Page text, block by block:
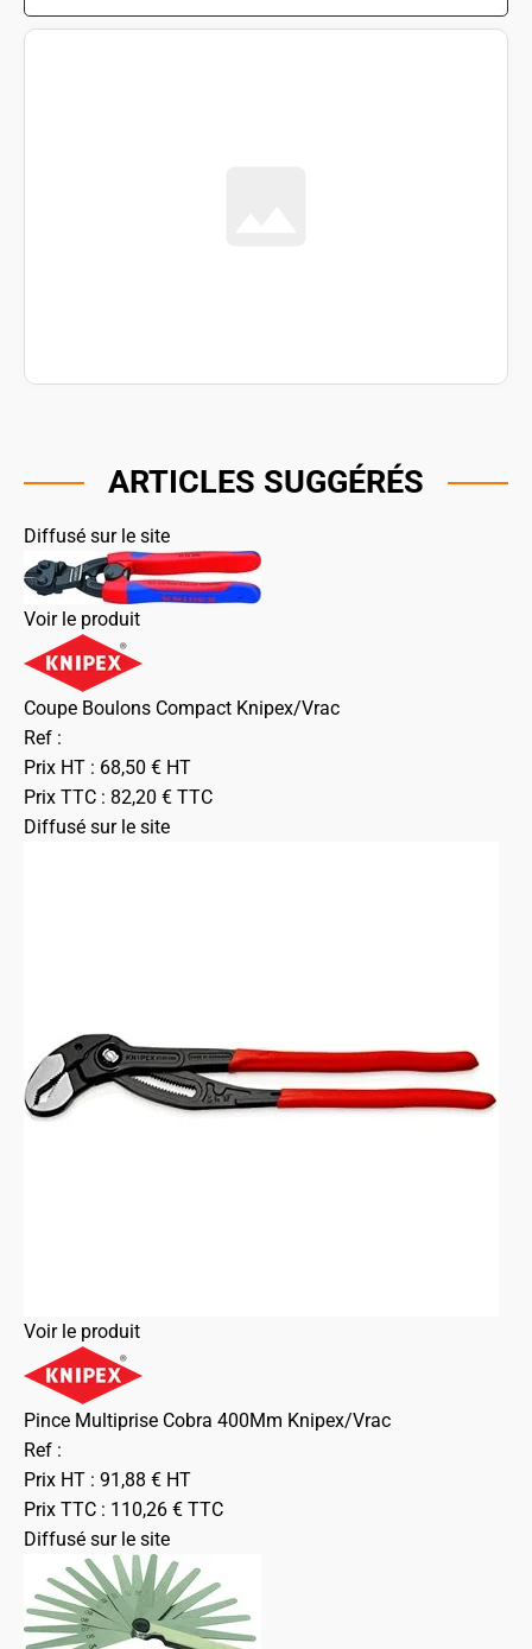
ARTICLES SUGGÉRÉS
Diffusé sur le site
Voir le produit
Coupe Boulons Compact Knipex/Vrac
Ref :
Prix HT : 68,50 € HT
Prix TTC : 82,20 € TTC
Diffusé sur le site
Voir le produit
Pince Multiprise Cobra 400Mm Knipex/Vrac
Ref :
Prix HT : 91,88 € HT
Prix TTC : 110,26 € TTC
Diffusé sur le site